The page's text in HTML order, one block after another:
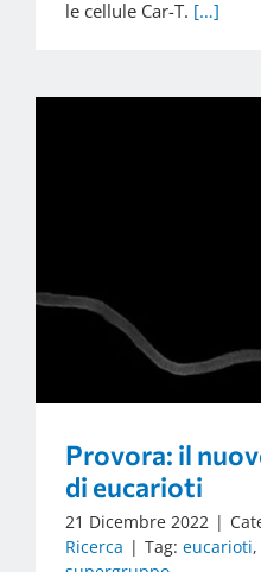
le cellule Car-T. […]
Provora: il
di eucarioti
21 Dicembre 2022 |
Ricerca | Tag: eucarioti,